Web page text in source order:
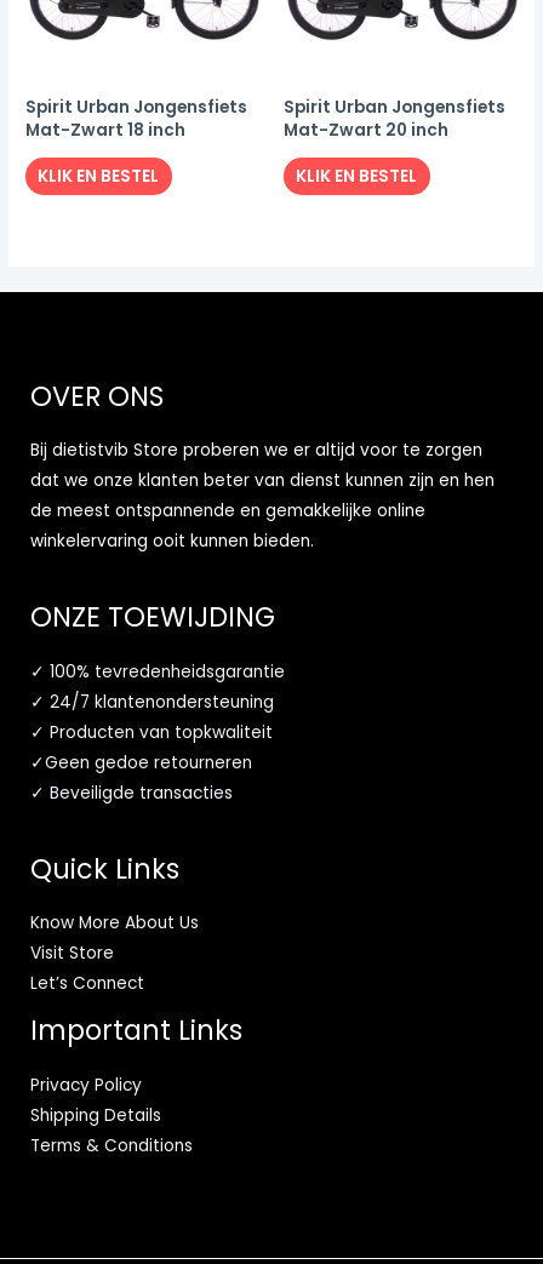
Spirit Urban Jongensfiets
Mat-Zwart 18 inch
KLIK EN BESTEL
Spirit Urban Jongensfiets
Mat-Zwart 20 inch
KLIK EN BESTEL
OVER ONS
Bij dietistvib Store proberen we er altijd voor te zorgen
dat we onze klanten beter van dienst kunnen zijn en hen
de meest ontspannende en gemakkelijke online
winkelervaring ooit kunnen bieden.
ONZE TOEWIJDING
✓ 100% tevredenheidsgarantie
✓ 24/7 klantenondersteuning
✓ Producten van topkwaliteit
✓Geen gedoe retourneren
✓ Beveiligde transacties
Quick Links
Know More About Us
Visit Store
Let’s Connect
Important Links
Privacy Policy
Shipping Details
Terms & Conditions